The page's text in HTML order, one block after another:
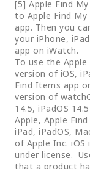
[5] Apple Find
to Apple Find
app. Then you
your iPhone,
app on iWatch.
To use the
version of iOS,
Find Items app
version of
14.5, iPadOS
Apple, Apple
iPad, iPadOS,
of Apple Inc. iOS
under license.
that a product